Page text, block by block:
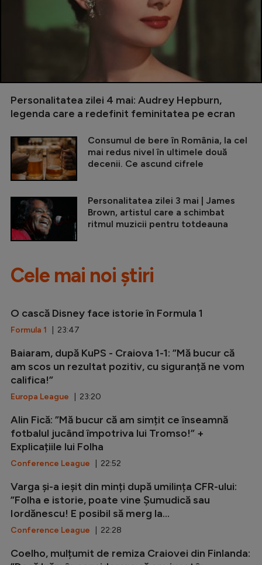
Personalitatea zilei 4 mai: Audrey Hepburn,
legenda care a redefinit feminitatea pe ecran
Consumul de bere în România, la cel
mai redus nivel în ultimele două
decenii. Ce ascund cifrele
Personalitatea zilei 3 mai | James
Brown, artistul care a schimbat
ritmul muzicii pentru totdeauna
Cele mai noi știri
O cască Disney face istorie în Formula 1
Formula 1 | 23:47
Baiaram, după KuPS - Craiova 1-1: ”Mă bucur că
am scos un rezultat pozitiv, cu siguranță ne vom
califica!”
Europa League | 23:20
Alin Fică: ”Mă bucur că am simțit ce înseamnă
fotbalul jucând împotriva lui Tromso!” +
Explicațiile lui Folha
Conference League | 22:52
Varga și-a ieșit din minți după umilința CFR-ului:
”Folha e istorie, poate vine Șumudică sau
Iordănescu! E posibil să merg la...
Conference League | 22:28
Coelho, mulțumit de remiza Craiovei din Finlanda: